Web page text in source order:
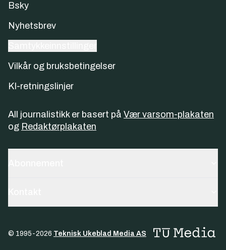
Bsky
Nyhetsbrev
Vilkår og bruksbetingelser
KI-retningslinjer
All journalistikk er basert på Vær varsom-plakaten
og Redaktørplakaten
© 1995-2026 Teknisk Ukeblad Media AS